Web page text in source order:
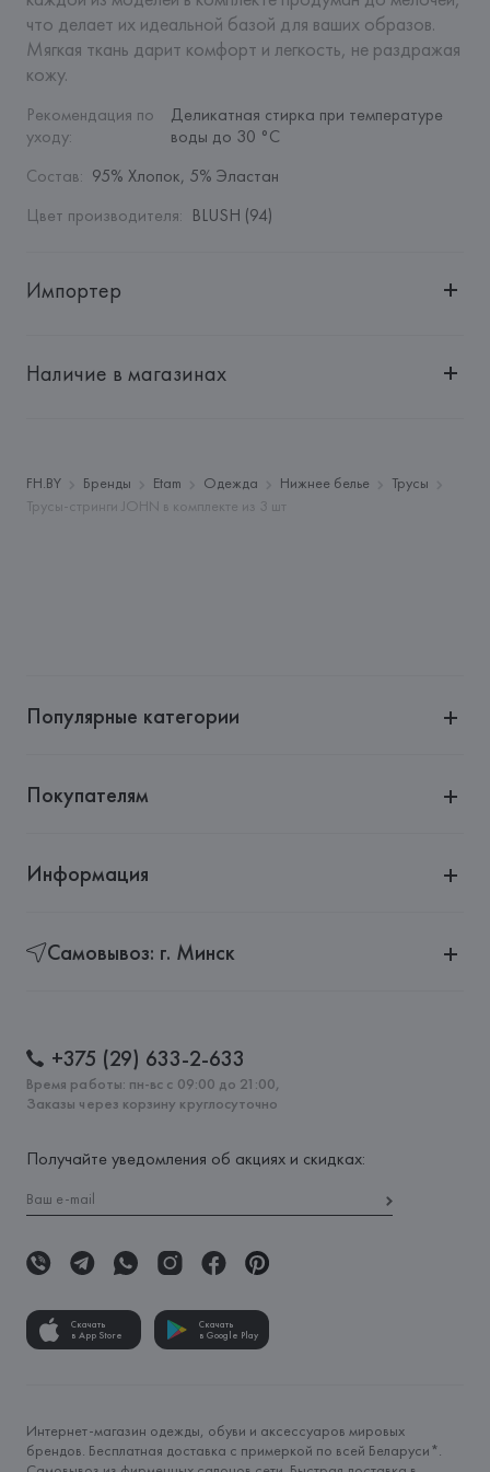
что делает их идеальной базой для ваших образов.
Мягкая ткань дарит комфорт и легкость, не раздражая
кожу.
Рекомендация по
уходу:
Деликатная стирка при температуре
воды до 30 °C
Состав: 95% Хлопок, 5% Эластан
Цвет производителя: BLUSH (94)
Импортер
"БелВиринея"
Адрес:
ФРАНЦИЯ, Etam Lingerie SA, 57/59 Rue Henri
Barbusse 92110 Clichy,
Наличие в магазинах
FH.BY Бренды Etam Одежда Нижнее белье
Трусы
Трусы-стринги JOHN в комплекте из 3 шт
Популярные категории
Покупателям
Информация
Самовывоз: г. Минск
+375 (29) 633-2-633
Время работы: пн-вс с 09:00 до 21:00,
Заказы через корзину круглосуточно
Получайте уведомления об акциях и скидках:
Скачать
в App Store
Скачать
в Google Play
Интернет-магазин одежды, обуви и аксессуаров мировых
брендов. Бесплатная доставка с примеркой по всей Беларуси*.